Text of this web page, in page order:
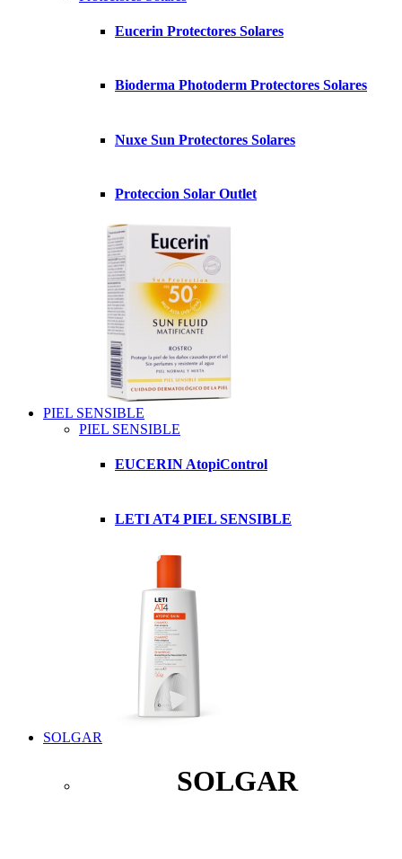
Eucerin Protectores Solares
Bioderma Photoderm Protectores Solares
Nuxe Sun Protectores Solares
Proteccion Solar Outlet
PIEL SENSIBLE
PIEL SENSIBLE
EUCERIN AtopiControl
LETI AT4 PIEL SENSIBLE
SOLGAR
SOLGAR